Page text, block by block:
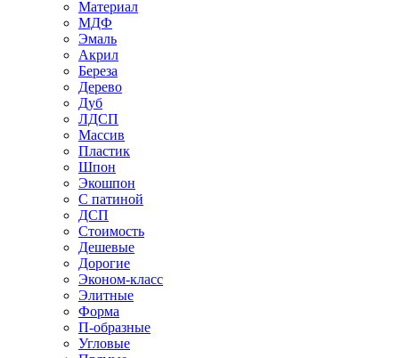
Материал
МДФ
Эмаль
Акрил
Береза
Дерево
Дуб
ЛДСП
Массив
Пластик
Шпон
Экошпон
С патиной
ДСП
Стоимость
Дешевые
Дорогие
Эконом-класс
Элитные
Форма
П-образные
Угловые